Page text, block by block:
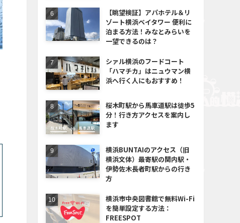
【眺望検証】アパホテル＆リ
ゾート横浜ベイタワー 便利に
泊まる方法！みなとみらいを
一望できるのは？
シァル横浜のフードコート
「ハマチカ」はニュウマン横
浜へ行く人にもおすすめ！
桜木町駅から馬車道駅は徒歩5
分！行き方アクセスを案内し
ます
横浜BUNTAIのアクセス（旧
横浜文体）最寄駅の関内駅・
伊勢佐木長者町駅からの行き
方
横浜市中央図書館で無料Wi-Fi
を簡単設定する方法：
FREESPOT